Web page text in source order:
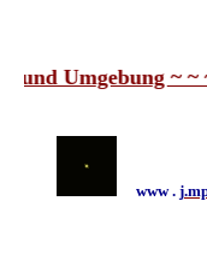
Umgebung ~ ~ ~ ·
www .